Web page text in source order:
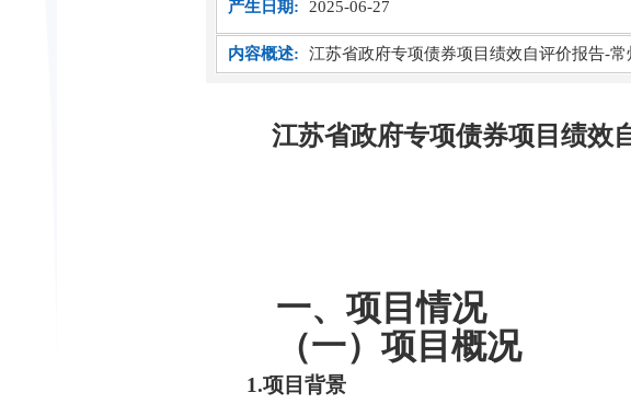
产生日期: 2025-06-27
内容概述: 江苏省政府专项债券项目绩效自评价报告-
江苏省政府专项债券项目绩效
一、项目情况
（一）项目概况
1.项目背景